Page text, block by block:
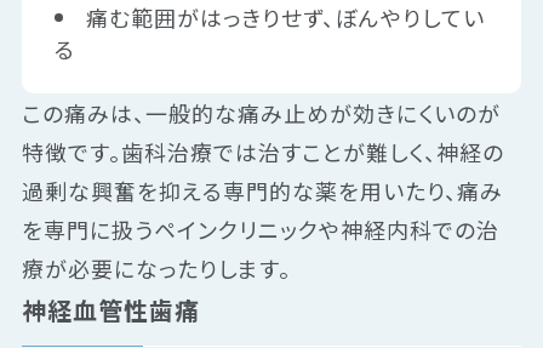
痛む範囲がはっきりせず、ぼんやりしてい
る
この痛みは、一般的な痛み止めが効きにくいのが
特徴です。歯科治療では治すことが難しく、神経の
過剰な興奮を抑える専門的な薬を用いたり、痛み
を専門に扱うペインクリニックや神経内科での治
療が必要になったりします。
神経血管性歯痛